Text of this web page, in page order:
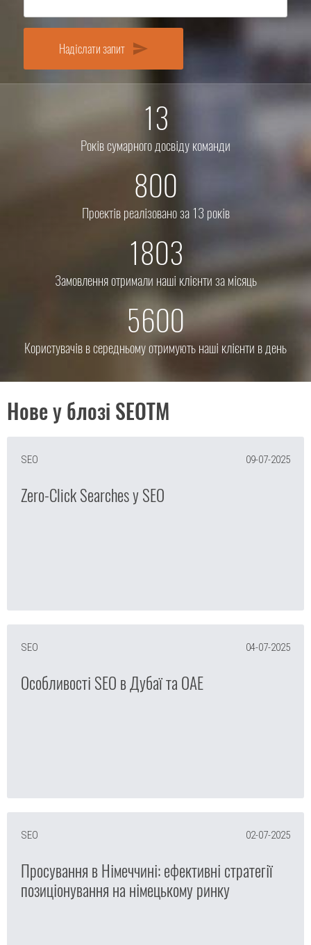
Надіслати запит send
13
Років сумарного досвіду команди
800
Проектів реалізовано за 13 років
1803
Замовлення отримали наші клієнти за місяць
5600
Користувачів в середньому отримують наші клієнти в день
Нове у блозі SEOTM
SEO 09-07-2025
Zero-Click Searches у SEO
SEO 04-07-2025
Особливості SEO в Дубаї та ОАЕ
SEO 02-07-2025
Просування в Німеччині: ефективні стратегії
позиціонування на німецькому ринку